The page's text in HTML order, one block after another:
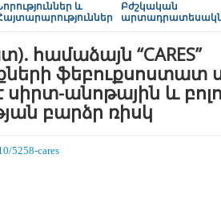
և
Բժշկական
համաձայն “CARES”
ֆեբուքսոստատ
անոթային և
բարձր ռիսկ
5258-cares